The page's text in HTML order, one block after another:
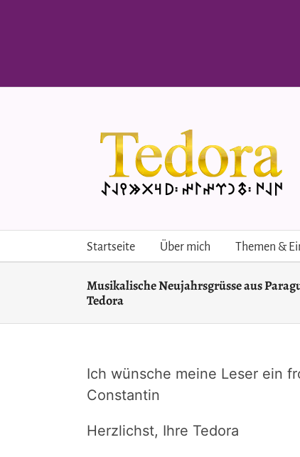
Startseite Über mich Themen &
Musikalische Neujahrsgrüsse aus
Tedora
Ich wünsche meine Leser ein
Constantin
Herzlichst, Ihre Tedora